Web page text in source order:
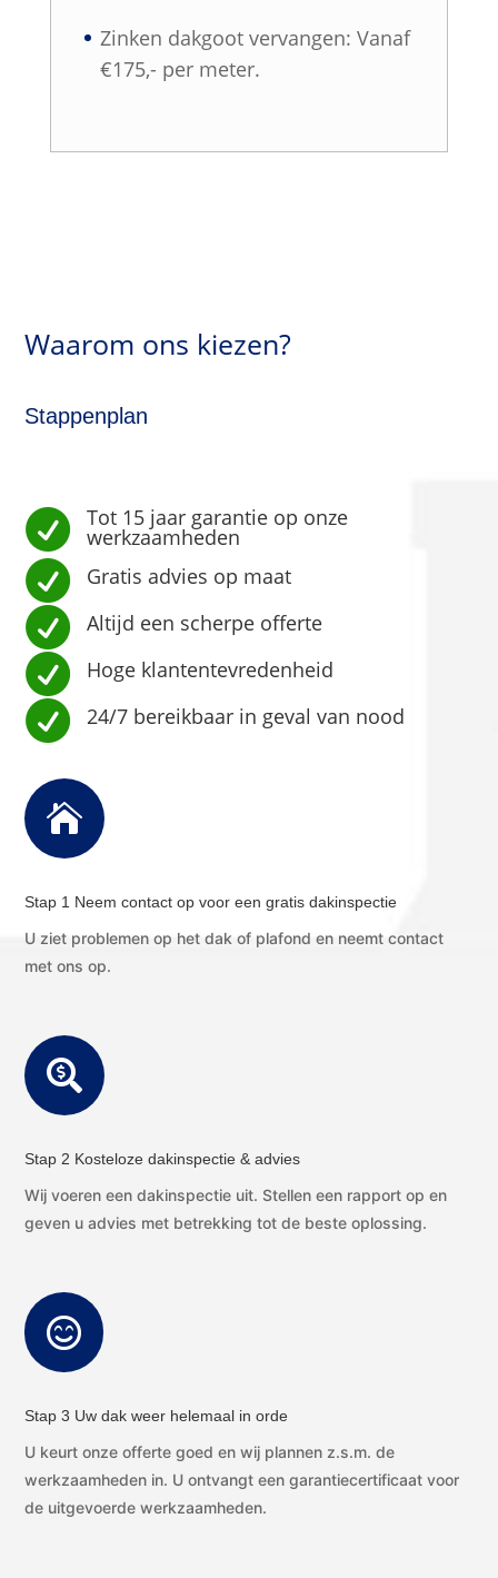
Zinken dakgoot vervangen: Vanaf
€175,- per meter.
Waarom ons kiezen?
Stappenplan
 Tot 15 jaar garantie op onze
werkzaamheden
 Gratis advies op maat
 Altijd een scherpe offerte
 Hoge klantentevredenheid
 24/7 bereikbaar in geval van nood

Stap 1 Neem contact op voor een gratis dakinspectie
U ziet problemen op het dak of plafond en neemt contact
met ons op.

Stap 2 Kosteloze dakinspectie & advies
Wij voeren een dakinspectie uit. Stellen een rapport op en
geven u advies met betrekking tot de beste oplossing.

Stap 3 Uw dak weer helemaal in orde
U keurt onze offerte goed en wij plannen z.s.m. de
werkzaamheden in. U ontvangt een garantiecertificaat voor
de uitgevoerde werkzaamheden.